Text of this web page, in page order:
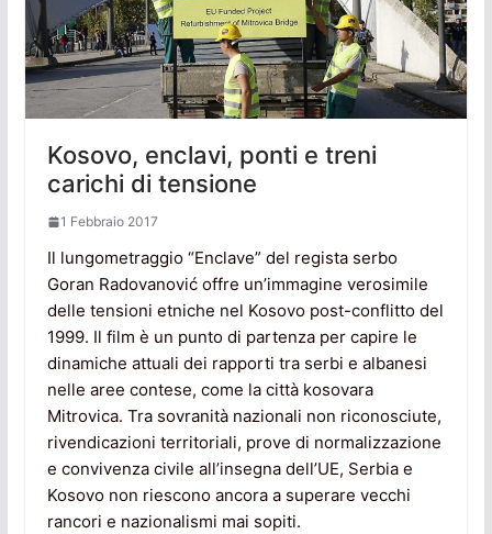
Kosovo, enclavi, ponti e treni
carichi di tensione
1 Febbraio 2017
Il lungometraggio “Enclave” del regista serbo
Goran Radovanović offre un’immagine verosimile
delle tensioni etniche nel Kosovo post-conflitto del
1999. Il film è un punto di partenza per capire le
dinamiche attuali dei rapporti tra serbi e albanesi
nelle aree contese, come la città kosovara
Mitrovica. Tra sovranità nazionali non riconosciute,
rivendicazioni territoriali, prove di normalizzazione
e convivenza civile all’insegna dell’UE, Serbia e
Kosovo non riescono ancora a superare vecchi
rancori e nazionalismi mai sopiti.